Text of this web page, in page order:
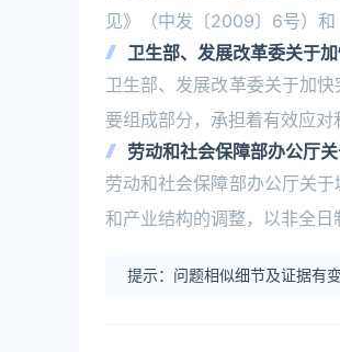
见》（中发〔2009〕6号）和
卫生部、发展改革委关于
卫生部、发展改革委关于加
要组成部分，承担着有效应
劳动和社会保障部办公厅
劳动和社会保障部办公厅关
和产业结构的调整，以非全日
提示：问题相似细节及证据有